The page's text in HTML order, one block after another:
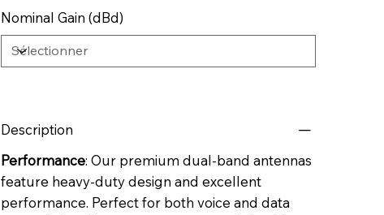
Nominal Gain (dBd)
Description
Performance: Our premium dual-band antennas
feature heavy-duty design and excellent
performance. Perfect for both voice and data